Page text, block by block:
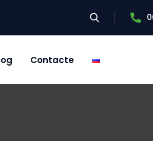
Contacte